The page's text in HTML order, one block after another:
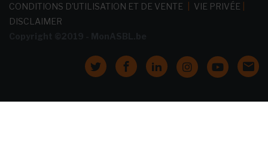
CONDITIONS D'UTILISATION ET DE VENTE VIE PRIVÉE
DISCLAIMER